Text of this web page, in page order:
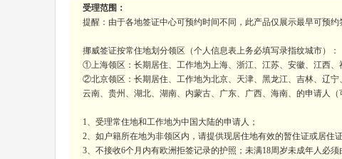
受理范围：
提醒：由于各地签证中心可预约时间不同，此产品仅展示最早可预
挪威签证按常住地划分领区（个人信息表上务必填写录指纹城市）：
①上海领区：长期居住、工作地为上海、浙江、江苏、安徽、江西、
②北京领区：长期居住、工作地为北京、天津、黑龙江、吉林、辽
云南、贵州、湖北、湖南、内蒙古、广东、广西、海南、的申请人
1、受理常住地和工作地为中国大陆的申请人；
2、如户籍所在地为非领区内，请提供现居住地有效的暂住证或居住
3、不接收6个月内有欧洲拒签记录的护照；未满18周岁未成年人必须